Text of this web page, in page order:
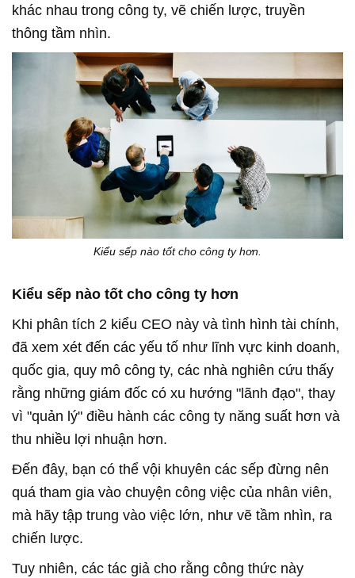
khác nhau trong công ty, vẽ chiến lược, truyền
thông tầm nhìn.
Kiểu sếp nào tốt cho công ty hơn.
Kiểu sếp nào tốt cho công ty hơn
Khi phân tích 2 kiểu CEO này và tình hình tài chính,
đã xem xét đến các yếu tố như lĩnh vực kinh doanh,
quốc gia, quy mô công ty, các nhà nghiên cứu thấy
rằng những giám đốc có xu hướng "lãnh đạo", thay
vì "quản lý" điều hành các công ty năng suất hơn và
thu nhiều lợi nhuận hơn.
Đến đây, bạn có thể vội khuyên các sếp đừng nên
quá tham gia vào chuyện công việc của nhân viên,
mà hãy tập trung vào việc lớn, như vẽ tầm nhìn, ra
chiến lược.
Tuy nhiên, các tác giả cho rằng công thức này